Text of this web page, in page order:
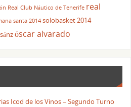
Real Club Náutico de Tenerife real
santa 2014 solobasket 2014
óscar alvarado
Icod de los Vinos – Segundo Turno